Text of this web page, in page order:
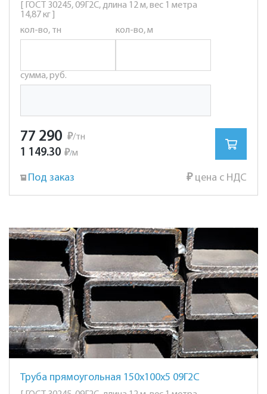
[ ГОСТ 30245, 09Г2С, длина 12 м, вес 1 метра
14,87 кг ]
кол-во, тн
кол-во, м
сумма, руб.
77 290 ₽/тн
1 149.30 ₽/м
Под заказ ₽цена с НДС
Труба прямоугольная 150х100х5 09Г2С